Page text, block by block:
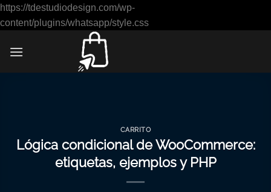
https://tdestudiodesign.com/wp-
content/plugins/whatsapp/style.cssSaltar
CARRITO
Lógica condicional de WooCommerce:
etiquetas, ejemplos y PHP